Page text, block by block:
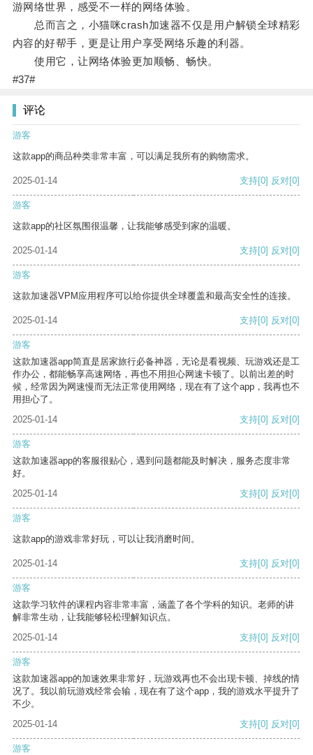
游网络世界，感受不一样的网络体验。
总而言之，小猫咪crash加速器不仅是用户解锁全球精彩
内容的好帮手，更是让用户享受网络乐趣的利器。
使用它，让网络体验更加顺畅、畅快。
#37#
评论
游客
这款app的商品种类非常丰富，可以满足我所有的购物需求。
2025-01-14 支持[0] 反对[0]
游客
这款app的社区氛围很温馨，让我能够感受到家的温暖。
2025-01-14 支持[0] 反对[0]
游客
这款加速器VPM应用程序可以给你提供全球覆盖和最高安全性的连接。
2025-01-14 支持[0] 反对[0]
游客
这款加速器app简直是居家旅行必备神器，无论是看视频、玩游戏还是工
作办公，都能畅享高速网络，再也不用担心网速卡顿了。以前出差的时
候，经常因为网速慢而无法正常使用网络，现在有了这个app，我再也不
用担心了。
2025-01-14
支持[0] 反对[0]
游客
这款加速器app的客服很贴心，遇到问题都能及时解决，服务态度非常
好。
2025-01-14
支持[0] 反对[0]
游客
这款app的游戏非常好玩，可以让我消磨时间。
2025-01-14 支持[0] 反对[0]
游客
这款学习软件的课程内容非常丰富，涵盖了各个学科的知识。老师的讲
解非常生动，让我能够轻松理解知识点。
2025-01-14
支持[0] 反对[0]
游客
这款加速器app的加速效果非常好，玩游戏再也不会出现卡顿、掉线的情
况了。我以前玩游戏经常会输，现在有了这个app，我的游戏水平提升了
不少。
2025-01-14
支持[0] 反对[0]
游客